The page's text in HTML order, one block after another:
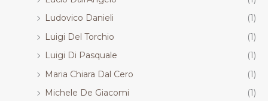
Ludovico Danieli
(1)
Luigi Del Torchio
(1)
Luigi Di Pasquale
(1)
Maria Chiara Dal Cero
(1)
Michele De Giacomi
(1)